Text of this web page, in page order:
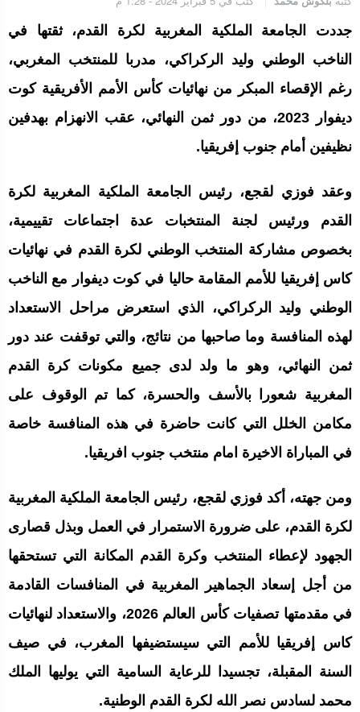
الجامعة الملكية المغربية للكيك بوكسنغ تعرب عن ارتياحها للتجاوب
الإيجابي للمجلس الأعلى للحسابات
إنتاج “قلب مصغر” يفتح آفاق علاجات بيولوجية لاضطرابات القلب
الرباط.. إطلاق مشروع إزالة المواد الكيميائية الخطرة من سلسلة إمداد
جددت الجامعة الملكية المغربية لكرة القدم، ثقتها في
الناخب الوطني وليد الركراكي، مدربا للمنتخب المغربي،
رغم الإقصاء المبكر من نهائيات كأس الأمم الأفريقية كوت
ديفوار 2023، من دور ثمن النهائي، عقب الانهزام بهدفين
نظيفين أمام جنوب إفريقيا.
وعقد فوزي لقجع، رئيس الجامعة الملكية المغربية لكرة
القدم ورئيس لجنة المنتخبات عدة اجتماعات تقييمية،
بخصوص مشاركة المنتخب الوطني لكرة القدم في نهائيات
كاس إفريقيا للأمم المقامة حاليا في كوت ديفوار مع الناخب
الوطني وليد الركراكي، الذي استعرض مراحل الاستعداد
لهذه المنافسة وما صاحبها من نتائج، والتي توقفت عند دور
ثمن النهائي، وهو ما ولد لدى جميع مكونات كرة القدم
المغربية شعورا بالأسف والحسرة، كما تم الوقوف على
مكامن الخلل التي كانت حاضرة في هذه المنافسة خاصة
في المباراة الاخيرة امام منتخب جنوب افريقيا.
ومن جهته، أكد فوزي لقجع، رئيس الجامعة الملكية المغربية
لكرة القدم، على ضرورة الاستمرار في العمل وبذل قصارى
الجهود لإعطاء المنتخب وكرة القدم المكانة التي تستحقها
من أجل إسعاد الجماهير المغربية في المنافسات القادمة
في مقدمتها تصفيات كأس العالم 2026، والاستعداد لنهائيات
كاس إفريقيا للأمم التي سيستضيفها المغرب، في صيف
السنة المقبلة، تجسيدا للرعاية السامية التي يوليها الملك
محمد لسادس نصر الله لكرة القدم الوطنية.